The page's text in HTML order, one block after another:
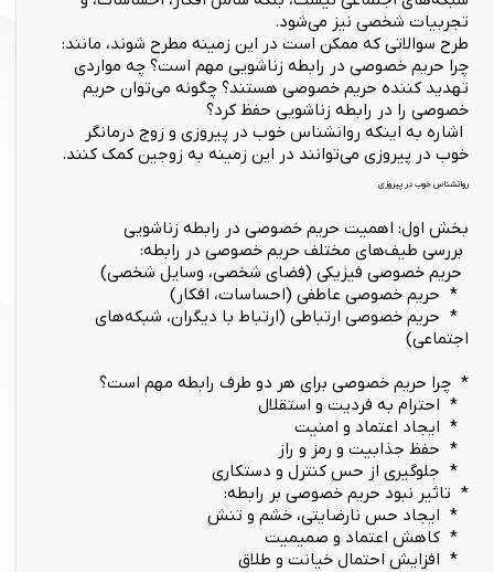
تجربیات شخصی نیز می‌شود.
طرح سوالاتی که ممکن است در این زمینه مطرح شوند، مانند:
چرا حریم خصوصی در رابطه زناشویی مهم است؟ چه مواردی
تهدید کننده حریم خصوصی هستند؟ چگونه می‌توان حریم
خصوصی را در رابطه زناشویی حفظ کرد؟
اشاره به اینکه روانشناس خوب در پیروزی و زوج درمانگر
خوب در پیروزی می‌توانند در این زمینه به زوجین کمک کنند.
روانشناس خوب در پیروزی
بخش اول: اهمیت حریم خصوصی در رابطه زناشویی
بررسی طیف‌های مختلف حریم خصوصی در رابطه:
حریم خصوصی فیزیکی (فضای شخصی، وسایل شخصی)
* حریم خصوصی عاطفی (احساسات، افکار)
* حریم خصوصی ارتباطی (ارتباط با دیگران، شبکه‌های
اجتماعی)
* چرا حریم خصوصی برای هر دو طرف رابطه مهم است؟
* احترام به فردیت و استقلال
* ایجاد اعتماد و امنیت
* حفظ جذابیت و رمز و راز
* جلوگیری از حس کنترل و دستکاری
* تاثیر نبود حریم خصوصی بر رابطه:
* ایجاد حس نارضایتی، خشم و تنش
* کاهش اعتماد و صمیمیت
* افزایش احتمال خیانت و طلاق